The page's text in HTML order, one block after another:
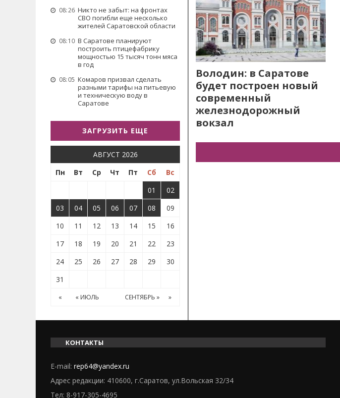
08:26 Никто не забыт: на фронтах
СВО погибли еще несколько
жителей Саратовской области
08:10 В Саратове планируют
построить птицефабрику
мощностью 15 тысяч тонн мяса
в год
08:05 Комаров призвал сделать
разными тарифы на питьевую
и техническую воду в
Саратове
ЗАГРУЗИТЬ ЕЩЕ
АВГУСТ 2026
Пн
Вт Ср Чт Пт Сб
Вс
01
02
03
04 05 06 07 08
09
10
11 12 13 14 15
16
17
18 19 20 21 22
23
24
25 26 27 28 29
30
31
« « ИЮЛЬ СЕНТЯБРЬ » »
Володин: в Саратове
будет построен новый
современный
железнодорожный
вокзал
КОНТАКТЫ
E-mail: rep64@yandex.ru
Адрес редакции: 410600, г.Саратов, ул.Вольская 32/34
Тел: 8-917-305-4695